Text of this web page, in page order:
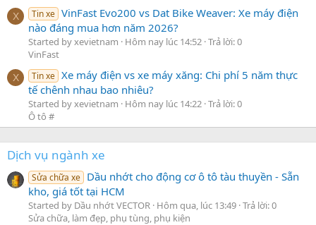
X Tin xe VinFast Evo200 vs Dat Bike Weaver: Xe máy điện
nào đáng mua hơn năm 2026?
Started by xevietnam Hôm nay lúc 14:52 Trả lời: 0
VinFast
X Tin xe Xe máy điện vs xe máy xăng: Chi phí 5 năm thực
tế chênh nhau bao nhiêu?
Started by xevietnam Hôm nay lúc 14:22 Trả lời: 0
Ô tô #
Dịch vụ ngành xe
Sửa chữa xe Dầu nhớt cho động cơ ô tô tàu thuyền - Sẵn
kho, giá tốt tại HCM
Started by Dầu nhớt VECTOR Hôm qua, lúc 13:49 Trả lời: 0
Sửa chữa, làm đẹp, phụ tùng, phụ kiện